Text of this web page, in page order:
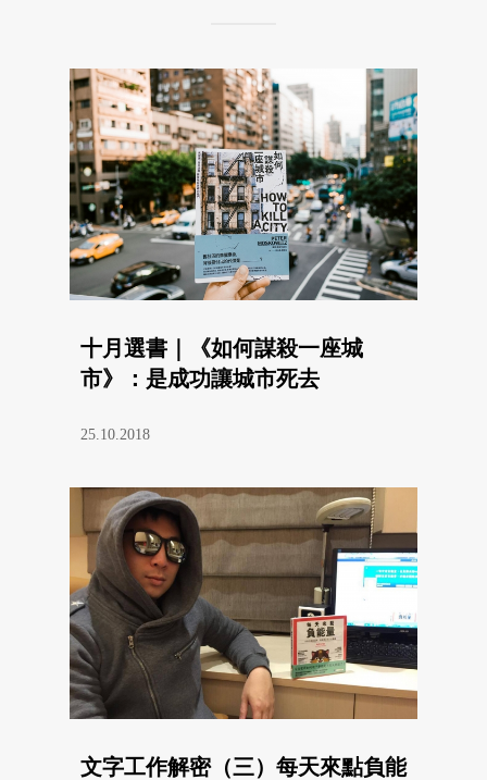
十月選書｜《如何謀殺一座城
市》：是成功讓城市死去
25.10.2018
文字工作解密（三）每天來點負能